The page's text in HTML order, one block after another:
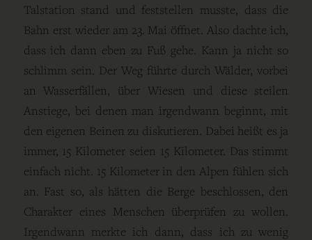
Talstation stand und feststellen musste, dass die
Bahn erst wieder am 23. Mai öffnet. Also dachte ich,
dass ich dann eben zu Fuß gehe. Kann ja nicht so
schlimm sein. Der Weg führte durch Wälder, vorbei
an Wasserfällen, über Wiesen und diese steilen
Anstiege, bei denen man irgendwann beginnt, mit
den eigenen Beinen zu diskutieren. Dabei heißt es ja
immer, 15 Kilometer seien 15 Kilometer. Das stimmt
einfach nicht. 15 Kilometer in den Alpen fühlen sich
an. Fast so, als hätten die Berge beschlossen, den
Charakter eines Menschen überprüfen zu wollen.
Irgendwann merkte ich dann, dass ich zu wenig